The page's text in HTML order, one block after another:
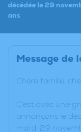
décédée le 29
ans
Message de
Chère famille,
C’est avec une
annonçons le
mardi 29